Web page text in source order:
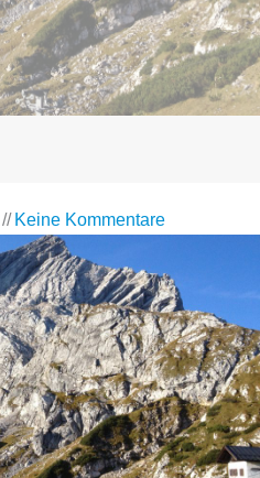
// Keine Kommentare